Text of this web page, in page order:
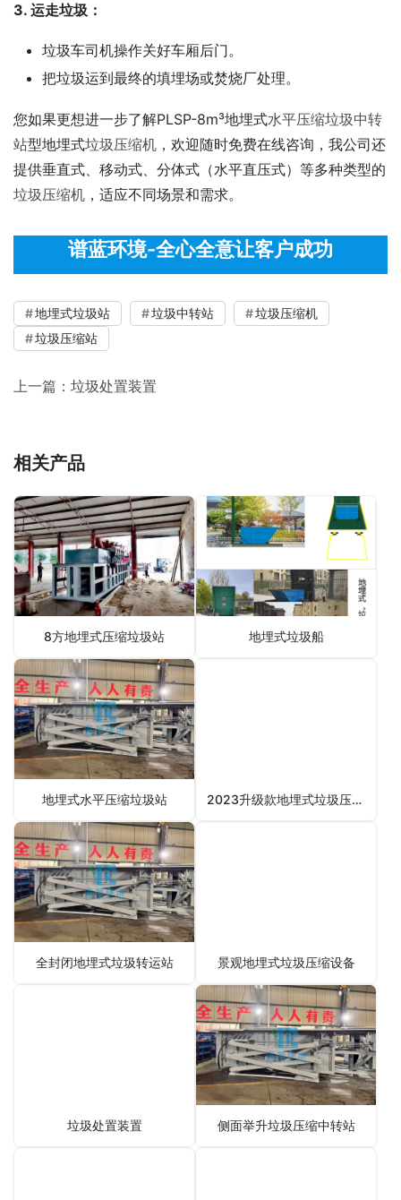
3. 运走垃圾：
垃圾车司机操作关好车厢后门。
把垃圾运到最终的填埋场或焚烧厂处理。
您如果更想进一步了解PLSP-8m³地埋式水平压缩垃圾中转
站型地埋式垃圾压缩机 ，欢迎随时免费在线咨询，我公司还
提供垂直式、移动式、分体式（水平直压式）等多种类型的
垃圾压缩机 ，适应不同场景和需求。
谱蓝环境-全心全意让客户成功
地埋式垃圾站 垃圾中转站
垃圾压缩机
垃圾压缩站
上一篇： 垃圾处置装置
相关产品
8方地埋式压缩垃圾站 地埋式垃圾船
地埋式水平压缩垃圾站 2023升级款地埋式垃圾压缩机设备
全封闭地埋式垃圾转运站 景观地埋式垃圾压缩设备
垃圾处置装置 侧面举升垃圾压缩中转站